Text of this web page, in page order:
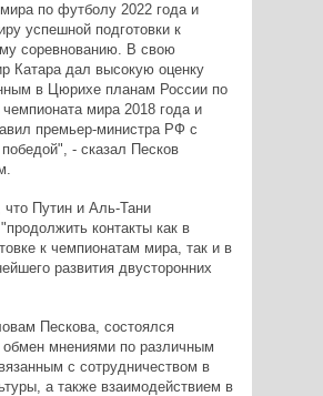
по футболу 2022 года и
успешной подготовки к
соревнованию. В свою
Катара дал высокую оценку
в Цюрихе планам России по
мира 2018 года и
премьер-министра РФ с
- сказал Песков
Путин и Аль-Тани
контакты как в
к чемпионатам мира, так и в
развития двусторонних
Пескова, состоялся
мнениями по различным
с сотрудничеством в
а также взаимодействием в